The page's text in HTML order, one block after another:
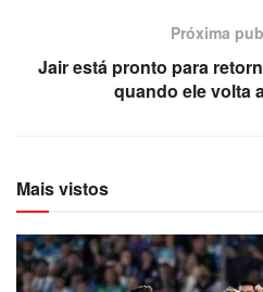
Próxima
Jair está pronto para
quando ele volta
Mais vistos